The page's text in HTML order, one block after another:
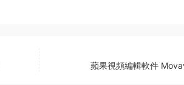
蘋果視頻編輯軟件